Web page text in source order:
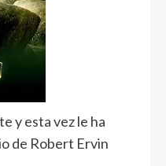
y esta vez le ha
de Robert Ervin